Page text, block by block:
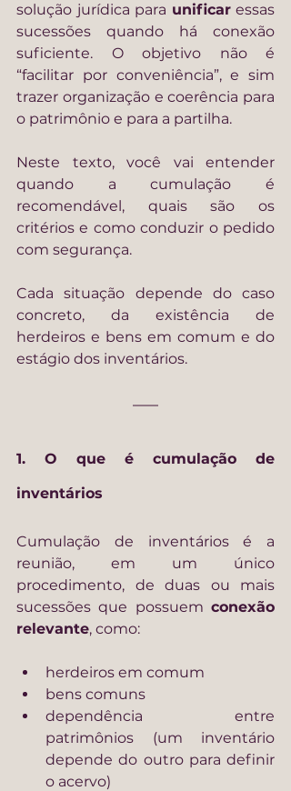
solução jurídica para unificar essas
sucessões quando há conexão
suficiente. O objetivo não é
“facilitar por conveniência”, e sim
trazer organização e coerência para
o patrimônio e para a partilha.
Neste texto, você vai entender
quando a cumulação é
recomendável, quais são os
critérios e como conduzir o pedido
com segurança.
Cada situação depende do caso
concreto, da existência de
herdeiros e bens em comum e do
estágio dos inventários.
1. O que é cumulação de
inventários
Cumulação de inventários é a
reunião, em um único
procedimento, de duas ou mais
sucessões que possuem conexão
relevante, como:
herdeiros em comum
bens comuns
dependência entre
patrimônios (um inventário
depende do outro para definir
o acervo)